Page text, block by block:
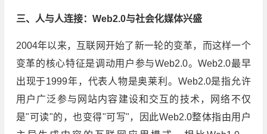
三、人与人连接：Web2.0与社会化媒体兴盛
2004年以来，互联网开始了新一轮的变革，而这样一个
变革的核心特征是调动用户参与Web2.0。Web2.0最早
出现于1999年，代表人物是奥莱利。Web2.0是指允许
用户广泛参与网站内容建设和交互的技术，网络不仅
是"可读"的，也变得"可写"，因此Web2.0整体指由用户